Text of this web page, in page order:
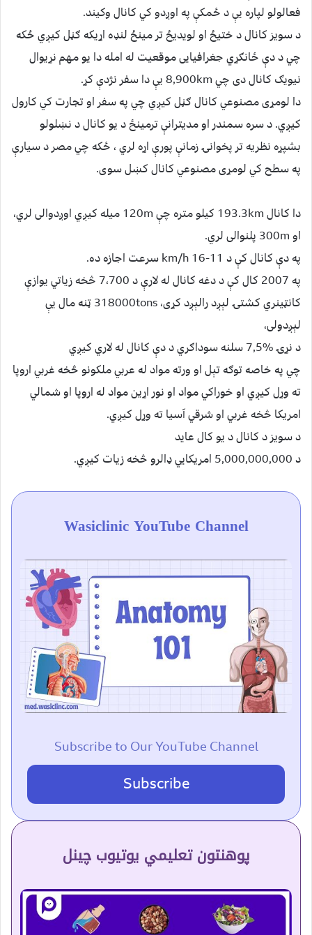
فعالولو لپاره یې د ځمکې په اوږدو کي کانال وکیند.
د سویز کانال د ختیځ او لویدیځ تر مینځ لنډه اړیکه ګڼل کیږي ځکه
چي د دې ځانګړي جغرافیایی موقعیت له امله دا یو مهم نړیوال
نیویګ کانال دی چي 8,900km يې دا سفر نژدې کړ.
دا لومړی مصنوعي کانال ګڼل کیږي چي په سفر او تجارت کي کارول
کیږي. د سره سمندر او مدیترانې ترمینځ د یو کانال د نښلولو
بشپړه نظریه تر پخوانۍ زمانې پورې اړه لري ، ځکه چي مصر د سیارې
په سطح کي لومړی مصنوعي کانال کښل سوی.
دا کانال 193.3km کيلو متره چې 120m ميله کيږي اوږدوالی لري،
او 300m پلنوالی لري.
په دې کانال کې د 11-16 km/h سرعت اجازه ده.
په 2007 کال کې د دغه کانال له لارې د 7،700 څخه زياتي يوازې
کانټينري کشتۍ لېږد رالېږد کړی، 318000tons ټنه مال يې
لېږدولی،
د نړۍ %7,5 سلنه سوداګري د دې کانال له لاري کيږي
چي په خاصه توګه تېل او ورته مواد له عربي ملکونو څخه غربي اروپا
ته وړل کيږي او خوراکي مواد او نور اړين مواد له اروپا او شمالي
امریکا څخه غربي او شرقي آسيا ته وړل کيږي.
د سويز د کانال د يو کال عايد
د 5,000,000,000 امريکايي ډالرو څخه زيات کيږي.
Wasiclinic YouTube Channel
Subscribe to Our YouTube Channel
Subscribe
پوهنتون تعلیمي یوتیوب چینل